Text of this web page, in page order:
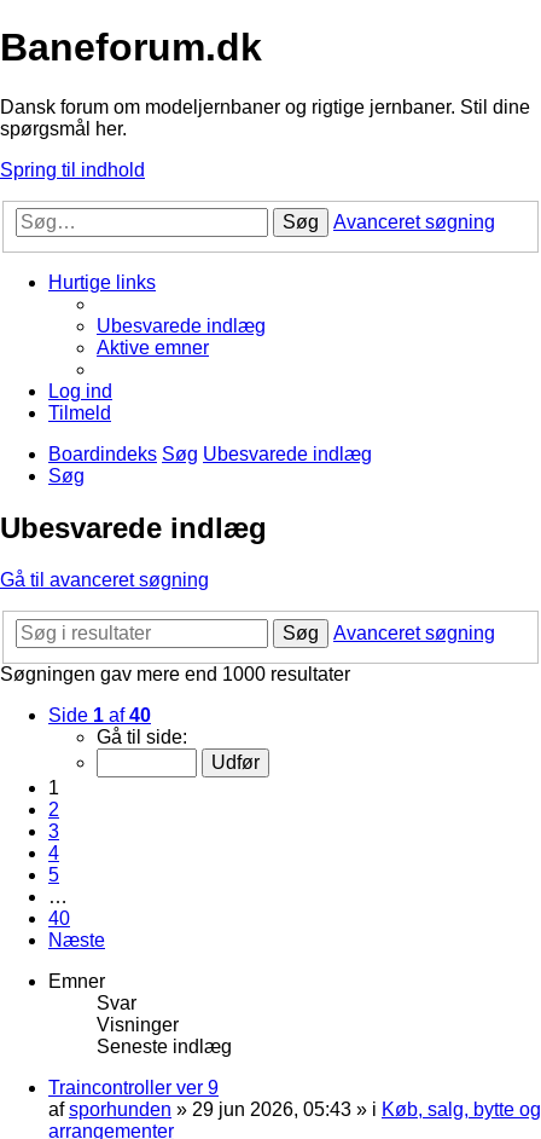
Baneforum.dk
Dansk forum om modeljernbaner og rigtige jernbaner. Stil dine
spørgsmål her.
Spring til indhold
Søg Avanceret søgning
Hurtige links
Ubesvarede indlæg
Aktive emner
Log ind
Tilmeld
Boardindeks Søg Ubesvarede indlæg
Søg
Ubesvarede indlæg
Gå til avanceret søgning
Søg
Avanceret søgning
Søgningen gav mere end 1000 resultater
Side 1 af40
Gå til side:
1
2
3
4
5
…
40
Næste
Emner
Svar
Visninger
Seneste indlæg
Traincontroller ver 9
afsporhunden » 29 jun 2026, 05:43 » i Køb, salg, bytte og
arrangementer